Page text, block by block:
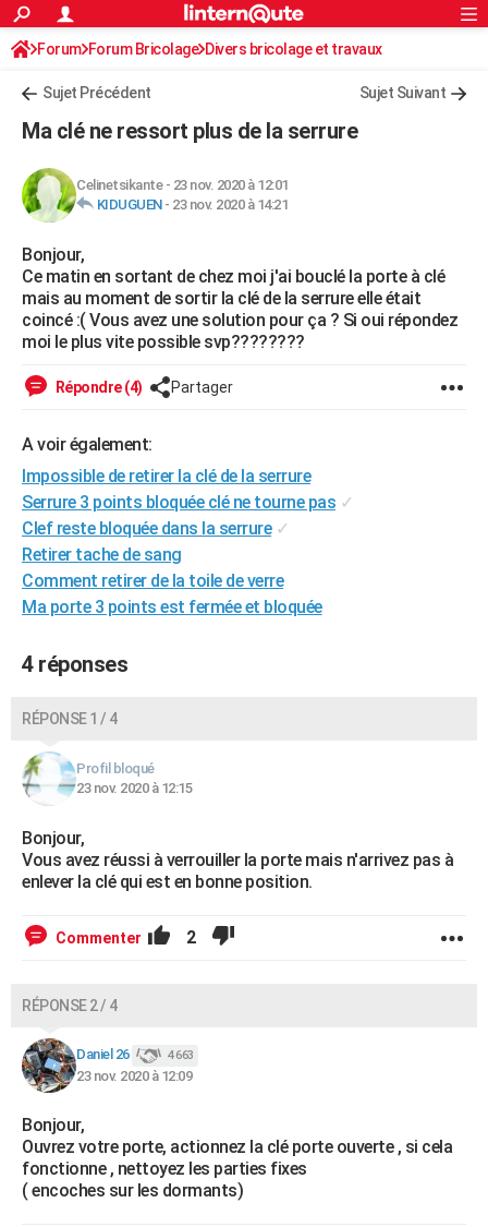
ACTUALITÉS
Politique
Société
Faits Divers
Education
Monde
Villes
+
Retraite
Impôts
Epargne
Immobilier
Risques naturels par ville
Banque
Assurance
Crédit
AUTO
HIGH-TECH
Mobiles
Meilleur smartphone
Internet
Ordinateurs
Jeux vidéo
Guide high-tech
+BRICOLAGE
Forum
Aménagement intérieur
Extérieur
Cuisine
Salle de bains
Jardinage
Rangement
WEEK-END
Guides de France
Escapades
Patrimoine
Expositions
Musées
Week-end nature
LIFESTYLE
Alimentation
Guide de la santé
Maladies
Médicaments
Sommeil
VOYAGE
Destinations
City break
Voyage nature
Voyage de noces
Forum
Climat
+PHOTO
GUIDES D'ACHAT
BONS PLANS
Dictionnaire
COPAINS D'AVANT
FORUM
Rechercher
S'inscrire
Connexion
Forum Forum Bricolage Divers bricolage et travaux
Sujet Précédent Sujet Suivant
Ma clé ne ressort plus de la serrure
Celinetsikante- 23 nov. 2020 à 12:01
KIDUGUEN- 23 nov. 2020 à 14:21
Bonjour,
Ce matin en sortant de chez moi j'ai bouclé la porte à clé
mais au moment de sortir la clé de la serrure elle était
coincé :( Vous avez une solution pour ça ? Si oui répondez
moi le plus vite possible svp????????
Répondre (4) Partager
A voir également:
Impossible de retirer la clé de la serrure
Serrure 3 points bloquée clé ne tourne pas ✓
Clef reste bloquée dans la serrure ✓
Retirer tache de sang
Comment retirer de la toile de verre
Ma porte 3 points est fermée et bloquée
4 réponses
RÉPONSE 1 / 4
Profil bloqué
23 nov. 2020 à 12:15
Bonjour,
Vous avez réussi à verrouiller la porte mais n'arrivez pas à
enlever la clé qui est en bonne position.
Commenter 2
RÉPONSE 2 / 4
Daniel 26 4 663
23 nov. 2020 à 12:09
Bonjour,
Ouvrez votre porte, actionnez la clé porte ouverte , si cela
fonctionne , nettoyez les parties fixes
( encoches sur les dormants)